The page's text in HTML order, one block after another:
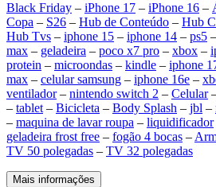
Black Friday – iPhone 17 – iPhone 16 –
Copa – S26 – Hub de Conteúdo – Hub
Hub Tvs – iphone 15 – iphone 14 – ps5 –
max – geladeira – poco x7 pro – xbox –
protein – microondas – kindle – iphone
max – celular samsung – iphone 16e –
ventilador– nintendo switch 2 – Celular
– tablet – Bicicleta – Body Splash – jbl –
– maquina de lavar roupa – liquidificador
geladeira frost free – fogão 4 bocas –
TV 50 polegadas – TV 32 polegadas
Mais informações